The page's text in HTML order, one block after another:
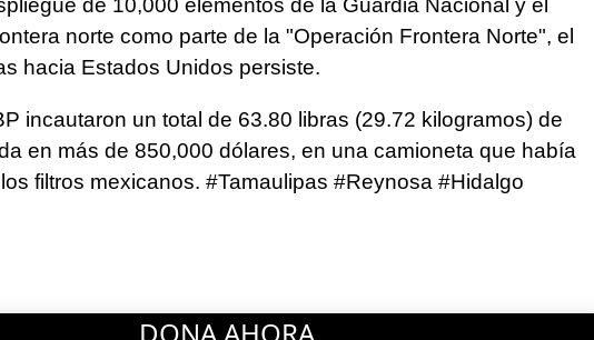
de 10,000 elementos de la Guardia Nacional y el
norte como parte de la "Operación Frontera Norte", el
hacia Estados Unidos persiste.
incautaron un total de 63.80 libras (29.72 kilogramos) de
en más de 850,000 dólares, en una camioneta que había
filtros mexicanos. #Tamaulipas #Reynosa #Hidalgo